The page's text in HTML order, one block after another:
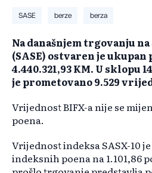
SASE berze berza
Na današnjem trgovanju
(SASE) ostvaren je ukupan
4.440.321,93 KM. U sklopu
je prometovano 9.529
Vrijednost BIFX-a nije se
poena.
Vrijednost indeksa SASX-10
indeksnih poena na 1.101,86